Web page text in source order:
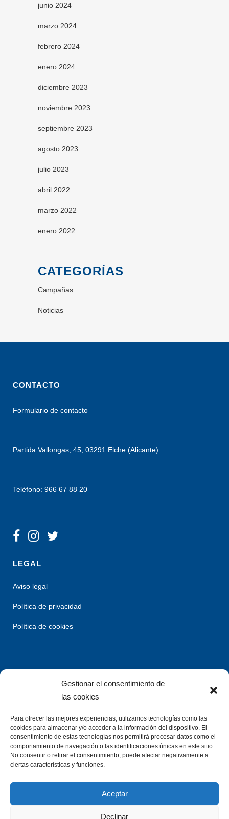
Gestionar el consentimiento de
las cookies
Para ofrecer las mejores experiencias, utilizamos tecnologías como las
cookies para almacenar y/o acceder a la información del dispositivo. El
consentimiento de estas tecnologías nos permitirá procesar datos como el
comportamiento de navegación o las identificaciones únicas en este sitio.
No consentir o retirar el consentimiento, puede afectar negativamente a
ciertas características y funciones.
Aceptar
Declinar
junio 2024
marzo 2024
febrero 2024
enero 2024
diciembre 2023
noviembre 2023
septiembre 2023
agosto 2023
julio 2023
abril 2022
marzo 2022
enero 2022
CATEGORÍAS
Campañas
Noticias
CONTACTO
Formulario de contacto
Partida Vallongas, 45, 03291 Elche (Alicante)
Teléfono: 966 67 88 20
LEGAL
Aviso legal
Política de privacidad
Política de cookies